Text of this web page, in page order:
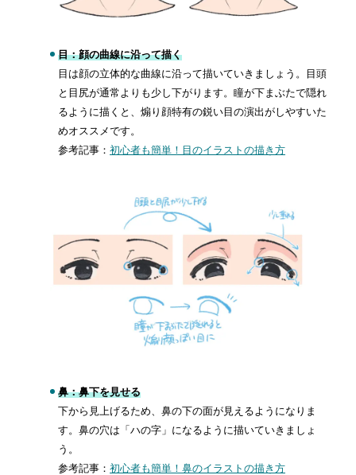
目：顔の曲線に沿って描く
目は顔の立体的な曲線に沿って描いていきましょう。目頭
と目尻が通常よりも少し下がります。瞳が下まぶたで隠れ
るように描くと、煽り顔特有の鋭い目の演出がしやすいた
めオススメです。
参考記事： 初心者も簡単！目のイラストの描き方
鼻：鼻下を見せる
下から見上げるため、鼻の下の面が見えるようになりま
す。鼻の穴は「ハの字」になるように描いていきましょ
う。
参考記事： 初心者も簡単！鼻のイラストの描き方